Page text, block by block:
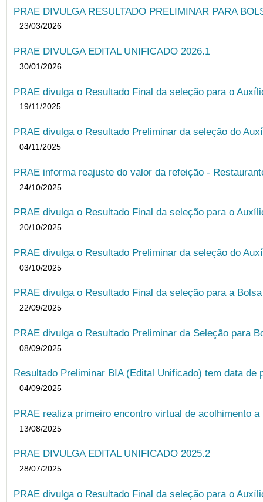
PRAE DIVULGA RESULTADO PRELIMINAR PARA
23/03/2026
PRAE DIVULGA EDITAL UNIFICADO 2026.1
30/01/2026
PRAE divulga o Resultado Final da seleção para o
19/11/2025
PRAE divulga o Resultado Preliminar da seleção do
04/11/2025
PRAE informa reajuste do valor da refeição -
24/10/2025
PRAE divulga o Resultado Final da seleção para o
20/10/2025
PRAE divulga o Resultado Preliminar da seleção do
03/10/2025
PRAE divulga o Resultado Final da seleção para a
22/09/2025
PRAE divulga o Resultado Preliminar da Seleção para
08/09/2025
Resultado Preliminar BIA (Edital Unificado) tem data de
04/09/2025
PRAE realiza primeiro encontro virtual de acolhimento
13/08/2025
PRAE DIVULGA EDITAL UNIFICADO 2025.2
28/07/2025
PRAE divulga o Resultado Final da seleção para o